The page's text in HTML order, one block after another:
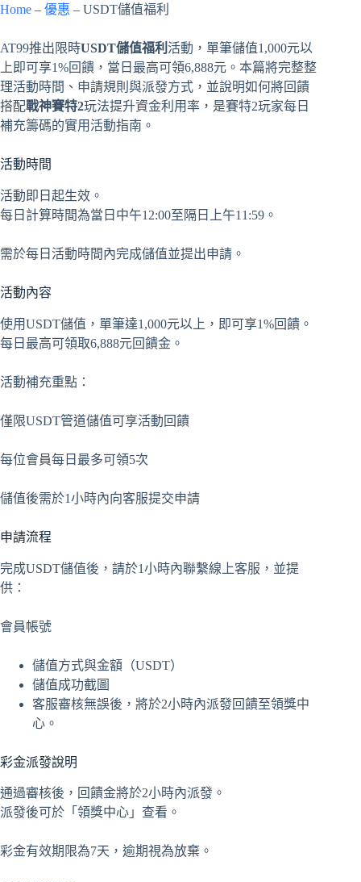
Home – 優惠 – USDT儲值福利
AT99推出限時USDT儲值福利 活動，單筆儲值1,000元以
上即可享1%回饋，當日最高可領6,888元。本篇將完整整
理活動時間、申請規則與派發方式，並說明如何將回饋
搭配戰神賽特2玩法提升資金利用率，是賽特2玩家每日
補充籌碼的實用活動指南。
活動時間
活動即日起生效。
每日計算時間為當日中午12:00至隔日上午11:59。
需於每日活動時間內完成儲值並提出申請。
活動內容
使用USDT儲值，單筆達1,000元以上，即可享1%回饋。
每日最高可領取6,888元回饋金。
活動補充重點：
僅限USDT管道儲值可享活動回饋
每位會員每日最多可領5次
儲值後需於1小時內向客服提交申請
申請流程
完成USDT儲值後，請於1小時內聯繫線上客服，並提
供：
會員帳號
儲值方式與金額（USDT）
儲值成功截圖
客服審核無誤後，將於2小時內派發回饋至領獎中
心。
彩金派發說明
通過審核後，回饋金將於2小時內派發。
派發後可於「領獎中心」查看。
彩金有效期限為7天，逾期視為放棄。